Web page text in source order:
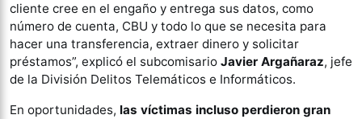
cliente cree en el engaño y entrega sus datos, como
número de cuenta, CBU y todo lo que se necesita para
hacer una transferencia, extraer dinero y solicitar
préstamos”, explicó el subcomisario Javier Argañaraz, jefe
de la División Delitos Telemáticos e Informáticos.
En oportunidades, las víctimas incluso perdieron gran